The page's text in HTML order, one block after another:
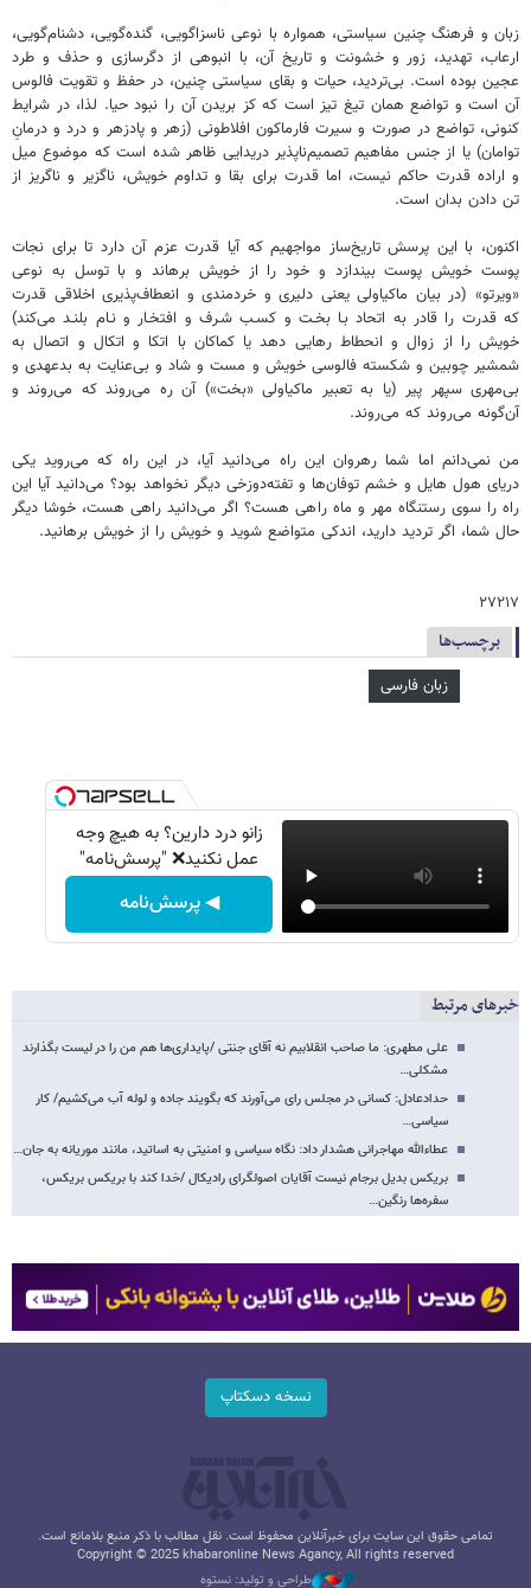
زبان و فرهنگ چنین سیاستی، همواره با نوعی ناسزاگویی، گنده‌گویی، دشنام‌گویی،
ارعاب، تهدید، زور و خشونت و تاریخ آن، با انبوهی از دگرسازی و حذف و طرد
عجین بوده است. بی‌تردید، حیات و بقای سیاستی چنین، در حفظ و تقویت فالوس
آن است و تواضع همان تیغ تیز است که کز بریدن آن را نبود حیا. لذا، در شرایط
کنونی، تواضع در صورت و سیرت فارماکون افلاطونی (زهر و پادزهر و درد و درمانِ
توامان) یا از جنس مفاهیم تصمیم‌ناپذیر دریدایی ظاهر شده است که موضوع میل
و اراده قدرت حاکم نیست، اما قدرت برای بقا و تداوم خویش، ناگزیر و ناگریز از
تن‌ دادن بدان است.
اکنون، با این پرسش تاریخ‌ساز مواجهیم که آیا قدرت عزم آن دارد تا برای نجات
پوست خویش پوست بیندازد و خود را از خویش برهاند و با توسل به نوعی
«ویرتو» (در بیان ماکیاولی یعنی دلیری و خردمندی و انعطاف‌پذیری اخلاقی قدرت
که قدرت را قادر به اتحاد بـا بخـت و کسـب شـرف و افتخـار و نـام بلنـد می‌کند)
خویش را از زوال و انحطاط رهایی دهد یا کماکان با اتکا و اتکال و اتصال به
شمشیر چوبین و شکسته فالوسی خویش و مست و شاد و بی‌عنایت به بدعهدی و
بی‌مهری سپهر پیر (یا به تعبیر ماکیاولی «بخت») آن ره می‌روند که می‌روند و
آن‌گونه می‌روند که می‌روند.
من نمی‌دانم اما شما رهروان این راه می‌دانید آیا، در این راه که می‌روید یکی
دریای هول هایل و خشم توفان‌ها و تفته‌دوزخی دیگر نخواهد بود؟ می‌دانید آیا این
راه را سوی رستنگاه مهر و ماه راهی هست؟ اگر می‌دانید راهی هست، خوشا دیگر
حال شما، اگر تردید دارید، اندکی متواضع شوید و خویش را از خویش برهانید.
۲۷۲۱۷
برچسب‌ها
زبان فارسی
زانو درد دارین؟ به هیچ وجه
عمل نکنید❌ "پرسش‌نامه"
◀ پرسش‌نامه
خبرهای مرتبط
علی مطهری: ما صاحب انقلابیم نه آقای جنتی /پایداری‌ها هم من را در لیست بگذارند
مشکلی…
حدادعادل: کسانی در مجلس رای می‌آورند که بگویند جاده و لوله آب می‌کشیم/ کار
سیاسی…
عطاءالله مهاجرانی هشدار داد: نگاه سیاسی و امنیتی به اساتید، مانند موریانه به جان…
بریکس بدیل برجام نیست آقایان اصولگرای رادیکال /خدا کند با بریکس بریکس،
سفره‌ها رنگین…
نسخه دسکتاپ
تمامی حقوق این سایت برای خبرآنلاین محفوظ است. نقل مطالب با ذکر منبع بلامانع است.
Copyright © 2025 khabaronline News Agancy, All rights reserved
طراحی و تولید: نستوه